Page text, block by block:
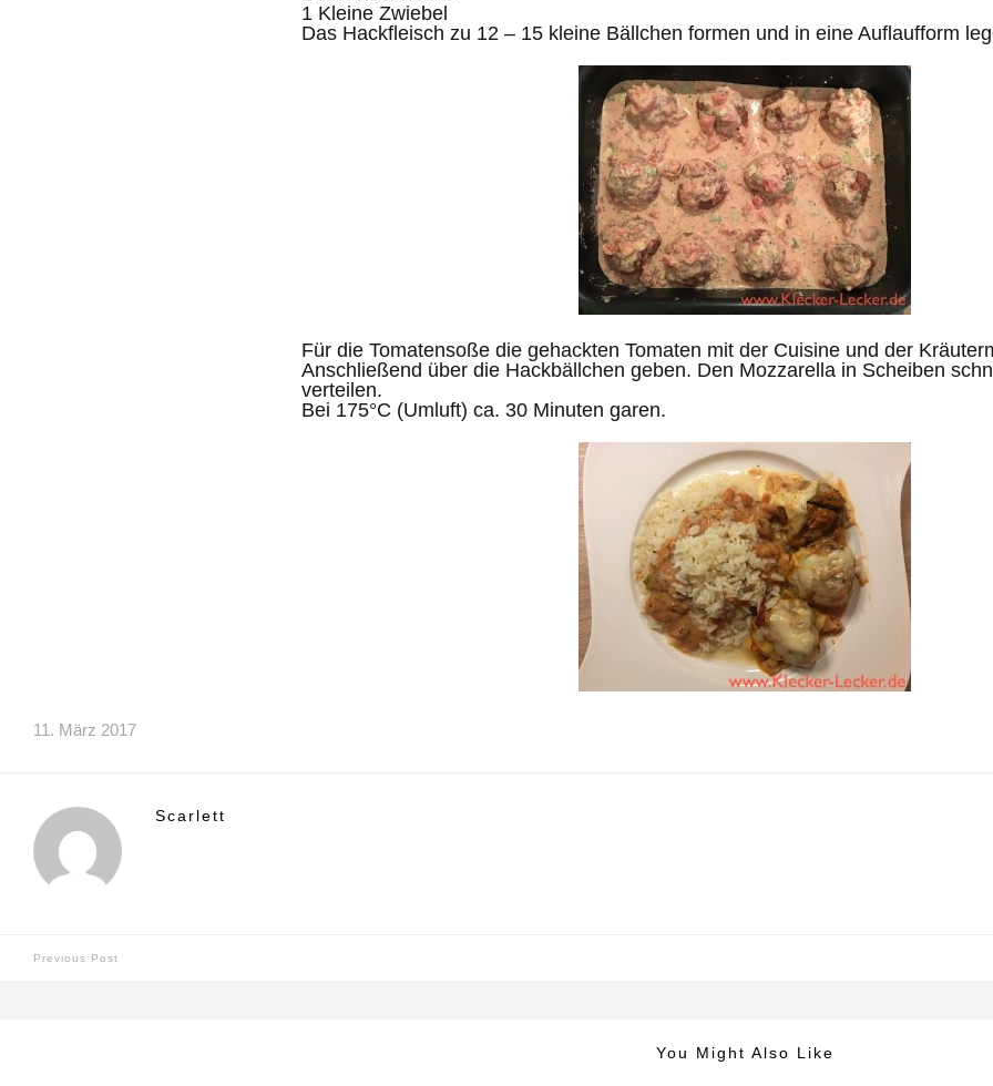
1 Kleine Zwiebel
Das Hackfleisch zu 12 – 15 kleine Bällchen formen und in eine Auflaufform
Für die Tomatensoße die gehackten Tomaten mit der Cuisine und der
Anschließend über die Hackbällchen geben. Den Mozzarella in Scheiben
verteilen.
Bei 175°C (Umluft) ca. 30 Minuten garen.
11. März 2017
Scarlett
Previous Post
You Might Also Like